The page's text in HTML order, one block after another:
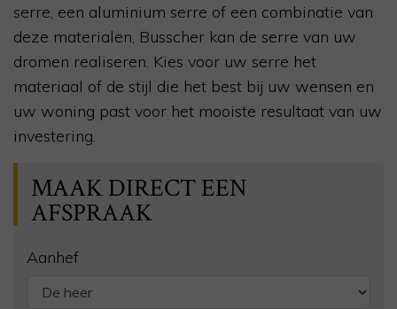
serre, een aluminium serre of een combinatie van
deze materialen, Busscher kan de serre van uw
dromen realiseren. Kies voor uw serre het
materiaal of de stijl die het best bij uw wensen en
uw woning past voor het mooiste resultaat van uw
investering.
MAAK DIRECT EEN
AFSPRAAK
Aanhef